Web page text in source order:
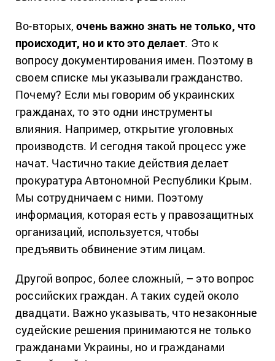
Во-вторых,очень важно знать не только, что
происходит, но и кто это делает. Это к
вопросу документирования имен. Поэтому в
своем списке мы указывали гражданство.
Почему? Если мы говорим об украинских
гражданах, то это одни инструменты
влияния. Например, открытие уголовных
производств. И сегодня такой процесс уже
начат. Частично такие действия делает
прокуратура Автономной Республики Крым.
Мы сотрудничаем с ними. Поэтому
информация, которая есть у правозащитных
организаций, используется, чтобы
предъявить обвинение этим лицам.
Другой вопрос, более сложный, – это вопрос
российских граждан. А таких судей около
двадцати. Важно указывать, что незаконные
судейские решения принимаются не только
гражданами Украины, но и гражданами